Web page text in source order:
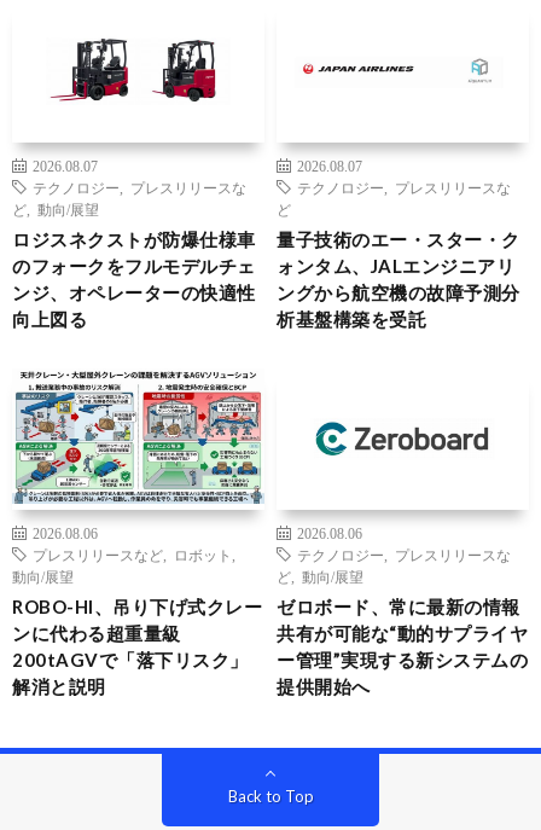
2026.08.07
テクノロジー
プレスリリースな
ど
動向/展望
ロジスネクストが防爆仕様車
のフォークをフルモデルチェ
ンジ、オペレーターの快適性
向上図る
2026.08.07
テクノロジー
プレスリリースな
ど
量子技術のエー・スター・ク
ォンタム、JALエンジニアリ
ングから航空機の故障予測分
析基盤構築を受託
2026.08.06
プレスリリースなど
ロボット
動向/展望
ROBO-HI、吊り下げ式クレー
ンに代わる超重量級
200tAGVで「落下リスク」
解消と説明
2026.08.06
テクノロジー
プレスリリースな
ど
動向/展望
ゼロボード、常に最新の情報
共有が可能な“動的サプライヤ
ー管理”実現する新システムの
提供開始へ
Back to Top